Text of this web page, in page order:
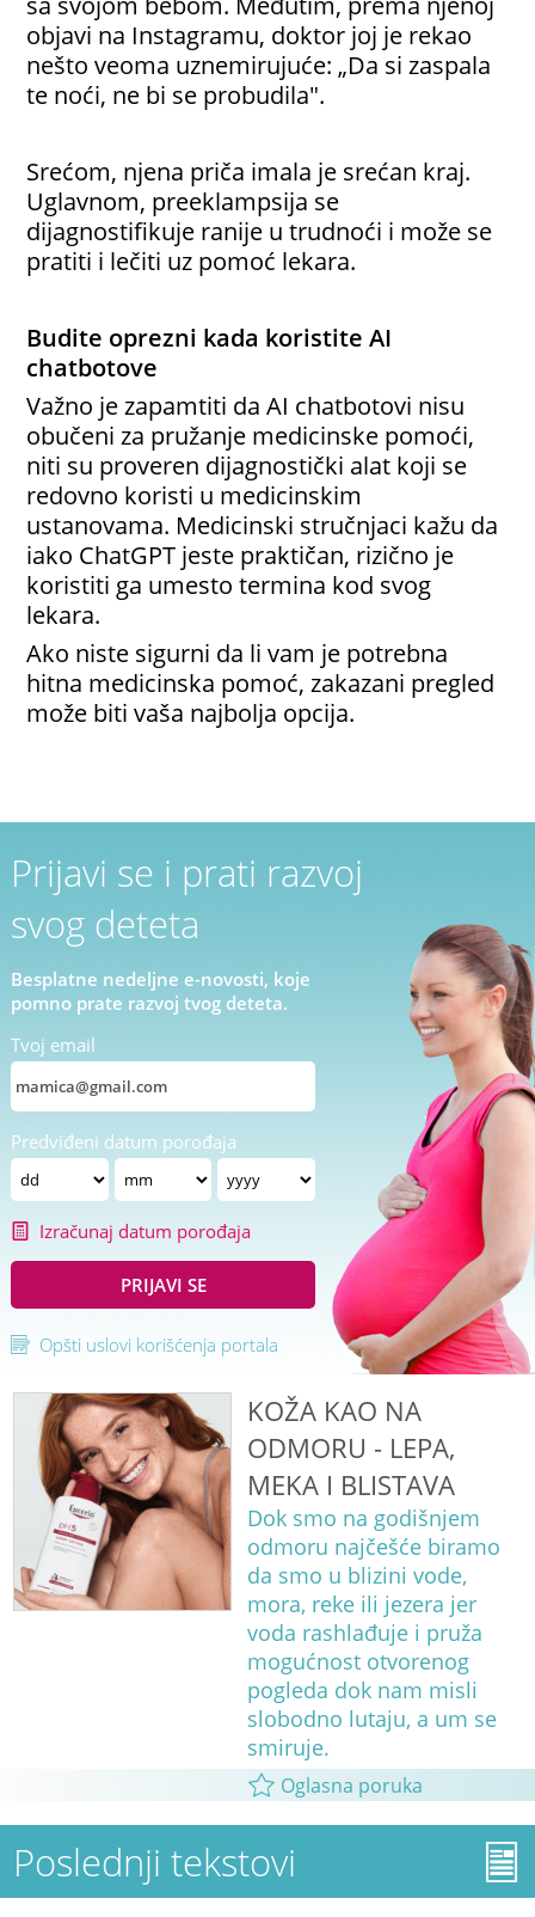
objavi na Instagramu, doktor joj je rekao
nešto veoma uznemirujuće: „Da si zaspala
te noći, ne bi se probudila".
Srećom, njena priča imala je srećan kraj.
Uglavnom, preeklampsija se
dijagnostifikuje ranije u trudnoći i može se
pratiti i lečiti uz pomoć lekara.
Budite oprezni kada koristite AI
chatbotove
Važno je zapamtiti da AI chatbotovi nisu
obučeni za pružanje medicinske pomoći,
niti su proveren dijagnostički alat koji se
redovno koristi u medicinskim
ustanovama. Medicinski stručnjaci kažu da
iako ChatGPT jeste praktičan, rizično je
koristiti ga umesto termina kod svog
lekara.
Ako niste sigurni da li vam je potrebna
hitna medicinska pomoć, zakazani pregled
može biti vaša najbolja opcija.
Prijavi se i prati razvoj
svog deteta
Besplatne nedeljne e-novosti, koje
pomno prate razvoj tvog deteta.
Tvoj email
Predviđeni datum porođaja
Izračunaj datum porođaja
PRIJAVI SE
Opšti uslovi korišćenja portala
KOŽA KAO NA
ODMORU - LEPA,
MEKA I BLISTAVA
Dok smo na godišnjem
odmoru najčešće biramo
da smo u blizini vode,
mora, reke ili jezera jer
voda rashlađuje i pruža
mogućnost otvorenog
pogleda dok nam misli
slobodno lutaju, a um se
smiruje.
Oglasna poruka
Poslednji tekstovi